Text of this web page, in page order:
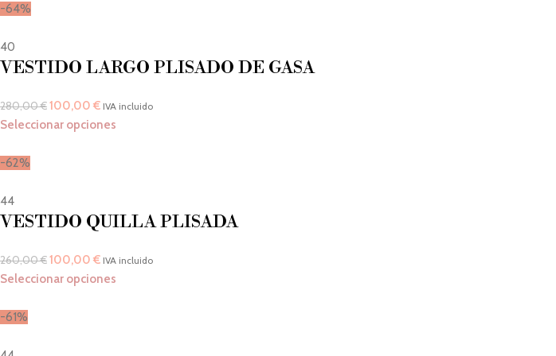
-64%
40
VESTIDO LARGO PLISADO DE GASA
280,00€100,00 € IVA incluido
Seleccionar opciones
-62%
44
VESTIDO QUILLA PLISADA
260,00€100,00 € IVA incluido
Seleccionar opciones
-61%